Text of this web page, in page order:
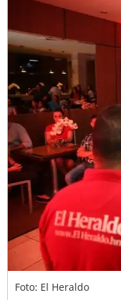
Foto: El Heraldo